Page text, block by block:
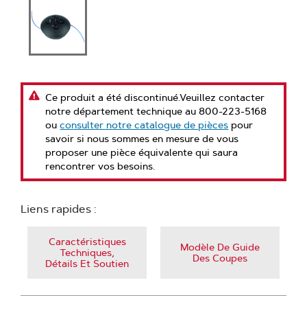
Ce produit a été discontinué.Veuillez contacter
notre département technique au 800-223-5168
ouconsulter notre catalogue de pièces pour
savoir si nous sommes en mesure de vous
proposer une pièce équivalente qui saura
rencontrer vos besoins.
Liens rapides :
Caractéristiques
Techniques,
Détails Et Soutien
Modèle De Guide
Des Coupes